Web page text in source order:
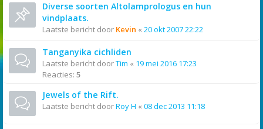
Diverse soorten Altolamprologus en hun
vindplaats.
Laatste bericht door Kevin « 20 okt 2007 22:22
Tanganyika cichliden
Laatste bericht doorTim « 19 mei 2016 17:23
Reacties: 5
Jewels of the Rift.
Laatste bericht doorRoy H « 08 dec 2013 11:18